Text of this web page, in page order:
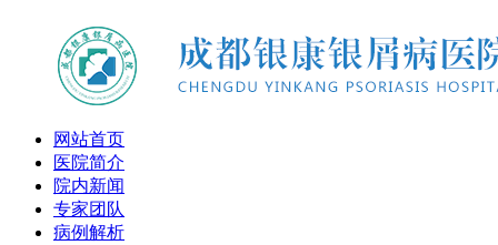
网站首页
医院简介
院内新闻
专家团队
病例解析